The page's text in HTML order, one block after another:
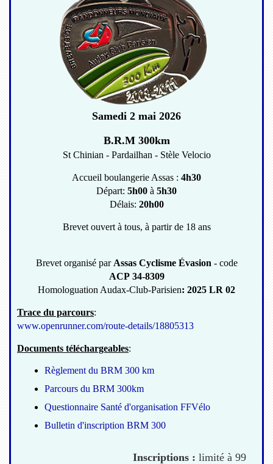
Samedi 2 mai 2026
B.R.M 300km
St Chinian - Pardailhan - Stèle Velocio
Accueil boulangerie Assas : 4h30
Départ: 5h00 à 5h30
Délais: 20h00
Brevet ouvert à tous, à partir de 18 ans
Brevet organisé par Assas Cyclisme Évasion - code
ACP 34-8309
Homologuation Audax-Club-Parisien: 2025 LR 02
Trace du parcours:
www.openrunner.com/route-details/18805313
Documents téléchargeables:
Règlement du BRM 300 km
Parcours du BRM 300km
Questionnaire Santé d'organisation FFVélo
Bulletin d'inscription BRM 300
Inscriptions : limité à 99